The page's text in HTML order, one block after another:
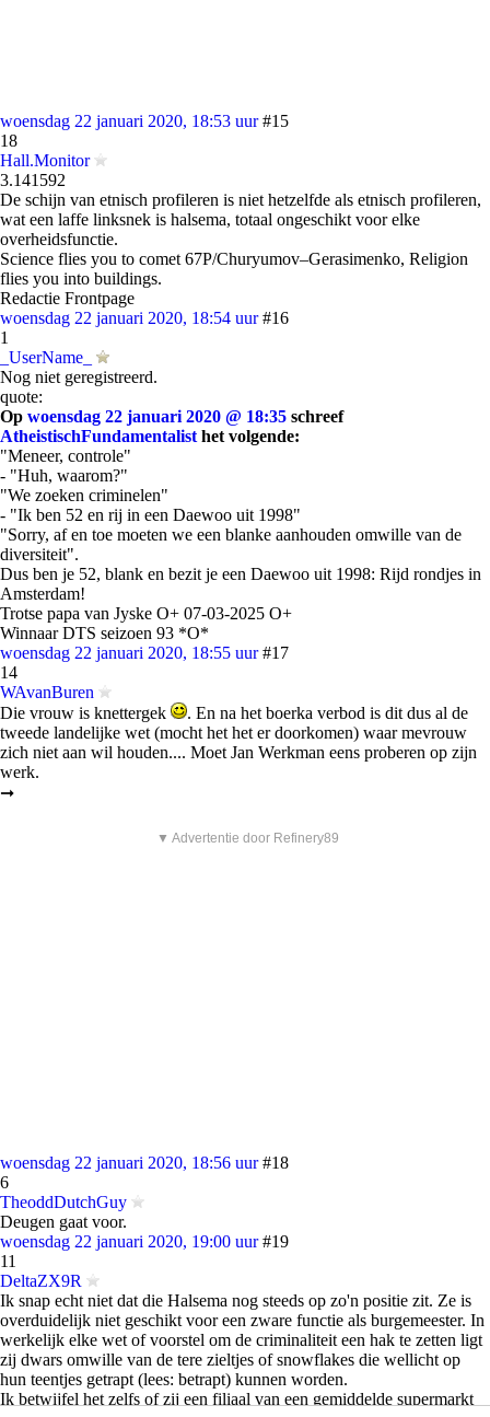
woensdag 22 januari 2020, 18:53 uur #15
18
Hall.Monitor
3.141592
De schijn van etnisch profileren is niet hetzelfde als etnisch profileren,
wat een laffe linksnek is halsema, totaal ongeschikt voor elke
overheidsfunctie.
Science flies you to comet 67P/Churyumov–Gerasimenko, Religion
flies you into buildings.
Redactie Frontpage
woensdag 22 januari 2020, 18:54 uur #16
1
_UserName_
Nog niet geregistreerd.
quote:
Op woensdag 22 januari 2020 @ 18:35 schreef
AtheistischFundamentalist het volgende:
"Meneer, controle"
- "Huh, waarom?"
"We zoeken criminelen"
- "Ik ben 52 en rij in een Daewoo uit 1998"
"Sorry, af en toe moeten we een blanke aanhouden omwille van de
diversiteit".
Dus ben je 52, blank en bezit je een Daewoo uit 1998: Rijd rondjes in
Amsterdam!
Trotse papa van Jyske O+ 07-03-2025 O+
Winnaar DTS seizoen 93 *O*
woensdag 22 januari 2020, 18:55 uur #17
14
WAvanBuren
Die vrouw is knettergek
. En na het boerka verbod is dit dus al de
tweede landelijke wet (mocht het het er doorkomen) waar mevrouw
zich niet aan wil houden.... Moet Jan Werkman eens proberen op zijn
werk.
➞
▼ Advertentie door Refinery89
woensdag 22 januari 2020, 18:56 uur #18
6
TheoddDutchGuy
Deugen gaat voor.
woensdag 22 januari 2020, 19:00 uur #19
11
DeltaZX9R
Ik snap echt niet dat die Halsema nog steeds op zo'n positie zit. Ze is
overduidelijk niet geschikt voor een zware functie als burgemeester. In
werkelijk elke wet of voorstel om de criminaliteit een hak te zetten ligt
zij dwars omwille van de tere zieltjes of snowflakes die wellicht op
hun teentjes getrapt (lees: betrapt) kunnen worden.
Ik betwijfel het zelfs of zij een filiaal van een gemiddelde supermarkt